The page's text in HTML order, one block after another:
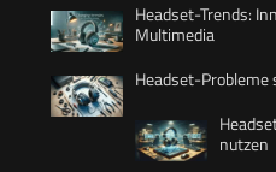
Headset-Trends:
Multimedia
Headset-Probleme
nutzen